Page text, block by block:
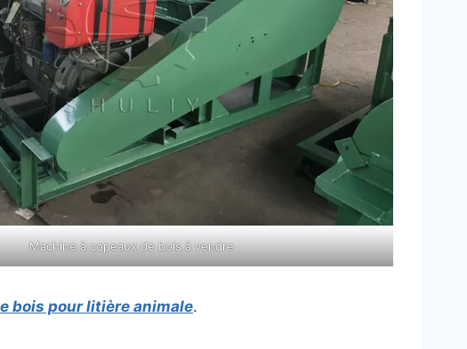
Machine à copeaux de bois à vendre
bois pour litière animale.